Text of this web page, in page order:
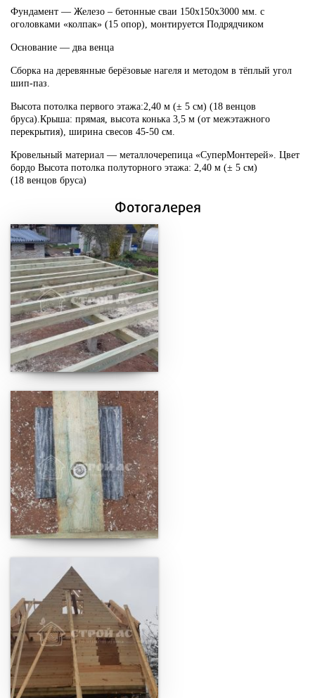
Фундамент — Железо – бетонные сваи 150х150х3000 мм. с
оголовками «колпак» (15 опор), монтируется Подрядчиком
Основание — два венца
Сборка на деревянные берёзовые нагеля и методом в тёплый угол
шип-паз.
Высота потолка первого этажа:2,40 м (± 5 см) (18 венцов
бруса).Крыша: прямая, высота конька 3,5 м (от межэтажного
перекрытия), ширина свесов 45-50 см.
Кровельный материал — металлочерепица «СуперМонтерей». Цвет
бордо Высота потолка полуторного этажа: 2,40 м (± 5 см)
(18 венцов бруса)
Фотогалерея